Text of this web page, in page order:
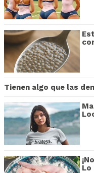
Tienen algo que las
Lo